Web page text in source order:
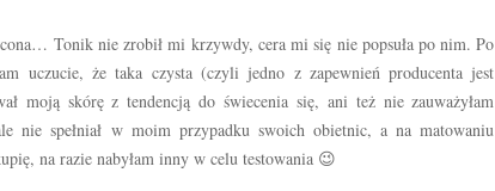
Tonik nie zrobił mi krzywdy, cera mi się nie popsuła po nim. Po
uczucie, że taka czysta (czyli jedno z zapewnień producenta jest
moją skórę z tendencją do świecenia się, ani też nie zauważyłam
nie spełniał w moim przypadku swoich obietnic, a na matowaniu
na razie nabyłam inny w celu testowania 😉